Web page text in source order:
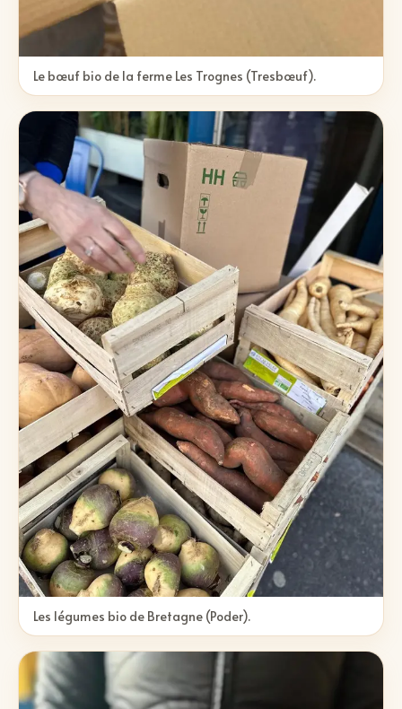
Le bœuf bio de la ferme Les Trognes (Tresbœuf).
Les légumes bio de Bretagne (Poder).